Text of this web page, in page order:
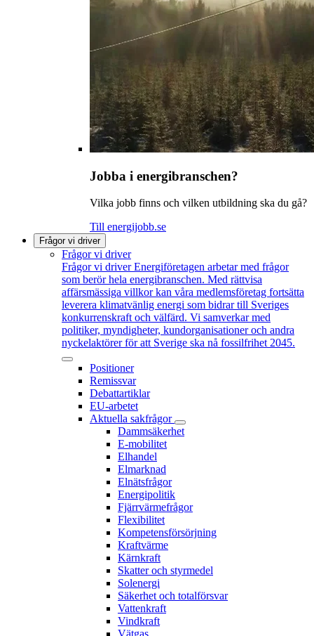
Jobba i energibranschen?
Vilka jobb finns och vilken utbildning ska du gå?
Till energijobb.se
Frågor vi driver
Frågor vi driver
Frågor vi driver Energiföretagen arbetar med frågor
som berör hela energibranschen. Med rättvisa
affärsmässiga villkor kan våra medlemsföretag fortsätta
leverera klimatvänlig energi som bidrar till Sveriges
konkurrenskraft och välfärd. Vi samverkar med
politiker, myndigheter, kundorganisationer och andra
nyckelaktörer för att Sverige ska nå fossilfrihet 2045.
Positioner
Remissvar
Debattartiklar
EU-arbetet
Aktuella sakfrågor
Dammsäkerhet
E-mobilitet
Elhandel
Elmarknad
Elnätsfrågor
Energipolitik
Fjärrvärmefrågor
Flexibilitet
Kompetensförsörjning
Kraftvärme
Kärnkraft
Skatter och styrmedel
Solenergi
Säkerhet och totalförsvar
Vattenkraft
Vindkraft